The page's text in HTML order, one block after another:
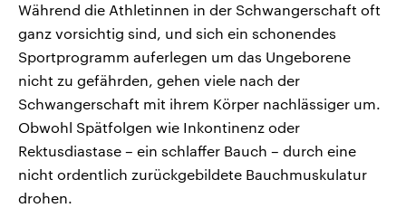
Während die Athletinnen in der Schwangerschaft oft
ganz vorsichtig sind, und sich ein schonendes
Sportprogramm auferlegen um das Ungeborene
nicht zu gefährden, gehen viele nach der
Schwangerschaft mit ihrem Körper nachlässiger um.
Obwohl Spätfolgen wie Inkontinenz oder
Rektusdiastase – ein schlaffer Bauch – durch eine
nicht ordentlich zurückgebildete Bauchmuskulatur
drohen.